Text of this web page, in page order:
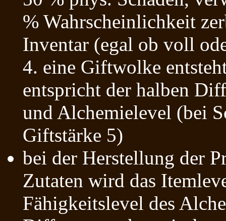
% Wahrscheinlichkeit
Inventar (egal ob voll
4. eine Giftwolke
entspricht der halben
und Alchemielevel (bei
Giftstärke 5)
bei der Herstellung der
Zutaten wird das
Fähigkeitslevel des